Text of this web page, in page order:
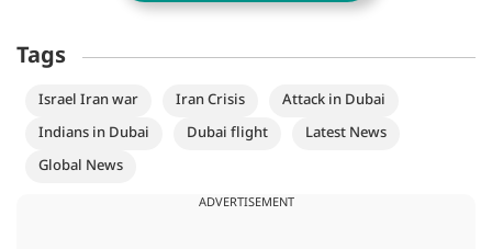
Tags
Israel Iran war Iran Crisis
Attack in Dubai
Indians in Dubai
Dubai flight
Latest News
Global News
ADVERTISEMENT